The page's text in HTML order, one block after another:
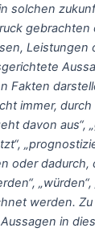
solchen
gebrachten
Leistungen
Fakten
immer, durch
davon aus“,
oder dadurch,
werden.
in